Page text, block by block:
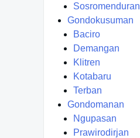
Sosromenduran
Gondokusuman
Baciro
Demangan
Klitren
Kotabaru
Terban
Gondomanan
Ngupasan
Prawirodirjan